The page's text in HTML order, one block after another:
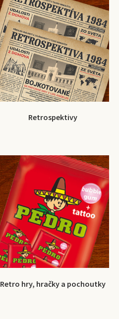
Retrospektivy
Retro hry, hračky a pochoutky